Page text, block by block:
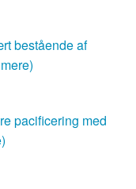
bestående af
pacificering med